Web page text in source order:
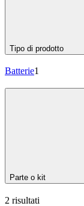
Tipo di prodotto
Batterie1
Parte o kit
2 risultati